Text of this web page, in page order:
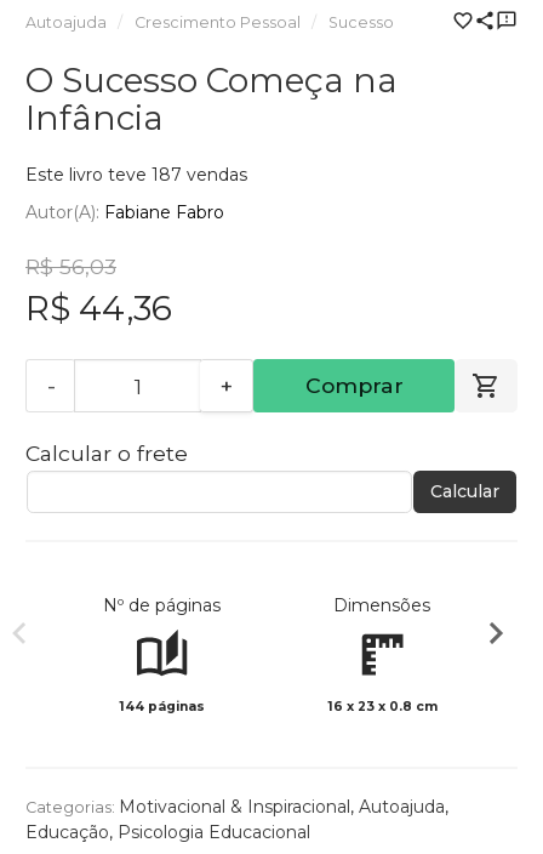
Autoajuda Crescimento Pessoal Sucesso
O Sucesso Começa na
Infância
Este livro teve 187 vendas
Autor(a): Fabiane Fabro
R$ 56,03
R$ 44,36
- + Comprar
Calcular o frete
Calcular
Nº de páginas
144 páginas
Dimensões
16 x 23 x 0.8 cm
Categorias: Motivacional & Inspiracional, Autoajuda,
Educação, Psicologia Educacional